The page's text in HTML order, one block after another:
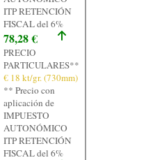
ITP RETENCIÓN
FISCAL del 6%
78,28 €
PRECIO
PARTICULARES**
€ 18 kt/gr. (730mm)
** Precio con
aplicación de
IMPUESTO
AUTONÓMICO
ITP RETENCIÓN
FISCAL del 6%